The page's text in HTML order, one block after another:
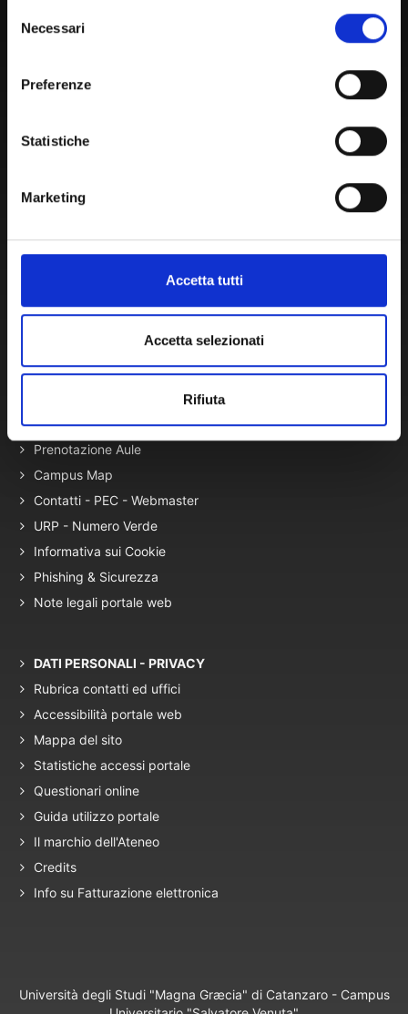
delNecessari
Preferenze
Statistiche
Marketing
Accetta tutti
Accetta selezionati
Rifiuta
Amministrazione Trasparente
migrazione)
Presidio Qualità
Bacheca di Ateneo - Bandi e Concorsi
Gare Telematiche (U-Buy) ed Elenco Operatori Economici
Terza Missione
Servizi con Disabilità
Prenotazione Aule
Campus Map
Contatti - PEC - Webmaster
URP - Numero Verde
Informativa sui Cookie
Phishing & Sicurezza
Note legali portale web
DATI PERSONALI - PRIVACY
Rubrica contatti ed uffici
Accessibilità portale web
Mappa del sito
Statistiche accessi portale
Questionari online
Guida utilizzo portale
Il marchio dell'Ateneo
Credits
Info su Fatturazione elettronica
Università degli Studi "Magna Græcia" di Catanzaro - Campus